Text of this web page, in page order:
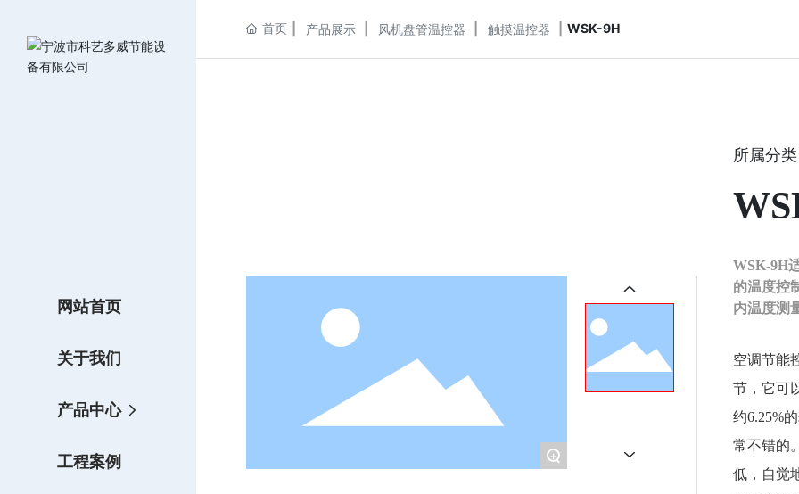
网站首页
关于我们
产品中心
工程案例
首页 产品展示 风机盘管温控器 触摸温控器 WSK-9H
+
所属分
WSK-9H
的温度控制。 基本功能： 手动开/关机控
内温度测
功能：
动阀不
空调节能
节，它可
约6.25%
常不错的
低，自觉